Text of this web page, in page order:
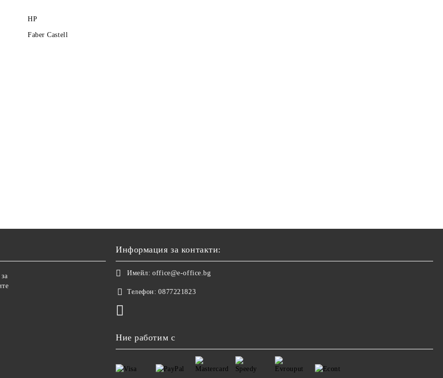
HP
Faber Castell
Информация за контакти:
Имейл: office@e-office.bg
Телефон: 0877221823
Ние работим с